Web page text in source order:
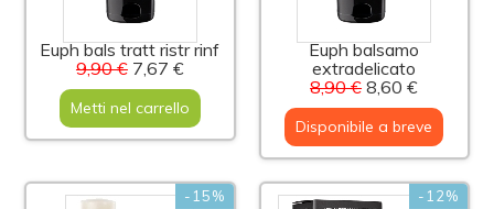
Euph bals tratt ristr rinf
9,90 €7,67 €
Metti nel carrello
Euph balsamo
extradelicato
8,90 € 8,60 €
Disponibile a breve
-15% -12%